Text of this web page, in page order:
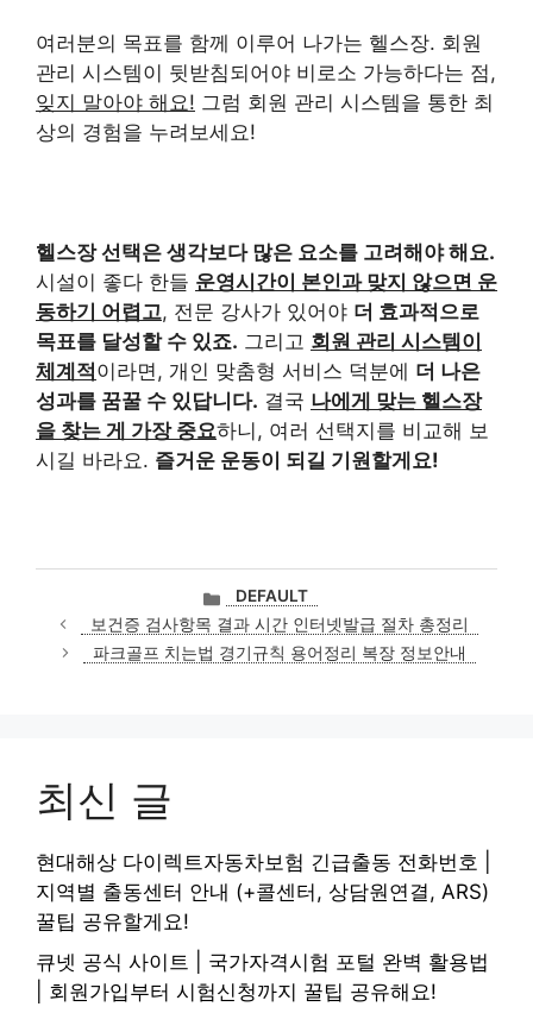
여러분의 목표를 함께 이루어 나가는 헬스장. 회원
관리 시스템이 뒷받침되어야 비로소 가능하다는 점,
잊지 말아야 해요! 그럼 회원 관리 시스템을 통한 최
상의 경험을 누려보세요!
헬스장 선택은 생각보다 많은 요소를 고려해야 해요.
시설이 좋다 한들 운영시간이 본인과 맞지 않으면 운
동하기 어렵고, 전문 강사가 있어야 더 효과적으로
목표를 달성할 수 있죠. 그리고 회원 관리 시스템이
체계적 이라면, 개인 맞춤형 서비스 덕분에 더 나은
성과를 꿈꿀 수 있답니다. 결국 나에게 맞는 헬스장
을 찾는 게 가장 중요하니, 여러 선택지를 비교해 보
시길 바라요. 즐거운 운동이 되길 기원할게요!
카
테
고
리
DEFAULT
보건증 검사항목 결과 시간 인터넷발급 절차 총정리
파크골프 치는법 경기규칙 용어정리 복장 정보안내
최신 글
현대해상 다이렉트자동차보험 긴급출동 전화번호 |
지역별 출동센터 안내 (+콜센터, 상담원연결, ARS)
꿀팁 공유할게요!
큐넷 공식 사이트 | 국가자격시험 포털 완벽 활용법
| 회원가입부터 시험신청까지 꿀팁 공유해요!